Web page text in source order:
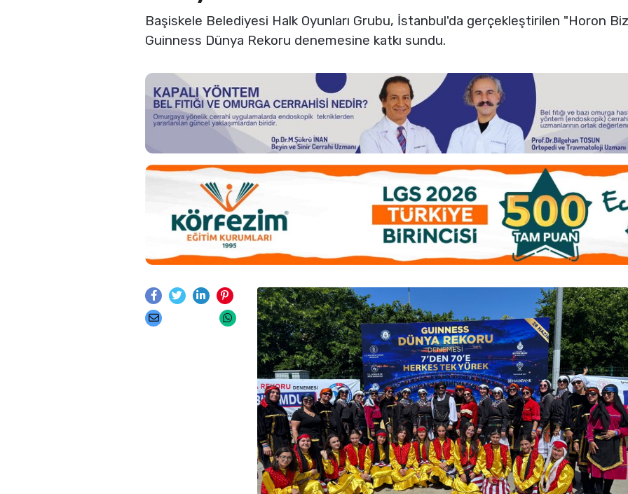
Başiskele Belediyesi Halk Oyunları Grubu, İstanbul'da gerçekleştirilen "Horon
Guinness Dünya Rekoru denemesine katkı sundu.